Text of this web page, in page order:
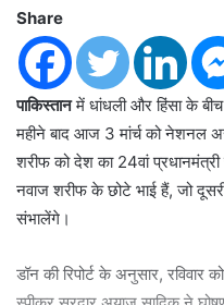
Share
पाकिस्तानमें धांधली और हिंसा के
महीने बाद आज 3 मांर्च को नेशनल
शरीफ को देश का 24वां प्रधानमंत्री
नवाज शरीफ के छोटे भाई हैं, जो
संभालेंगे।
डॉन की रिपोर्ट के अनुसार,